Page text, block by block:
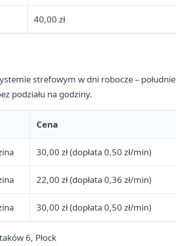
40,00 zł
strefowym w dni robocze – południe
podziału na godziny.
Cena
30,00 zł (dopłata 0,50 zł/min)
22,00 zł (dopłata 0,36 zł/min)
30,00 zł (dopłata 0,50 zł/min)
6, Płock